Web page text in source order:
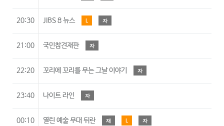
20:30 JIBS 8 뉴스 L 자
21:00 국민참견재판 자
22:20 꼬리에 꼬리를 무는 그날 이야기 자
23:40 나이트 라인 자
00:10 열린 예술 무대 뒤란 재 L 자